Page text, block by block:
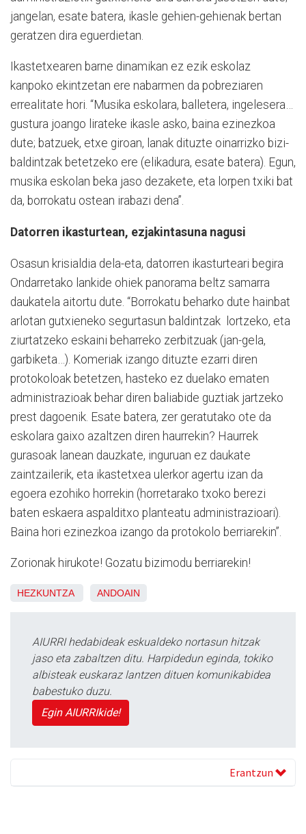
jangelan, esate batera, ikasle gehien-gehienak bertan
geratzen dira eguerdietan.
Ikastetxearen barne dinamikan ez ezik eskolaz
kanpoko ekintzetan ere nabarmen da pobreziaren
errealitate hori. “Musika eskolara, balletera, ingelesera…
gustura joango lirateke ikasle asko, baina ezinezkoa
dute; batzuek, etxe giroan, lanak dituzte oinarrizko bizi-
baldintzak betetzeko ere (elikadura, esate batera). Egun,
musika eskolan beka jaso dezakete, eta lorpen txiki bat
da, borrokatu ostean irabazi dena”.
Datorren ikasturtean, ezjakintasuna nagusi
Osasun krisialdia dela-eta, datorren ikasturteari begira
Ondarretako lankide ohiek panorama beltz samarra
daukatela aitortu dute. “Borrokatu beharko dute hainbat
arlotan gutxieneko segurtasun baldintzak
lortzeko, eta
ziurtatzeko eskaini beharreko zerbitzuak (jan-gela,
garbiketa…). Komeriak izango dituzte ezarri diren
protokoloak betetzen, hasteko ez duelako ematen
administrazioak behar diren baliabide guztiak jartzeko
prest dagoenik. Esate batera, zer geratutako ote da
eskolara gaixo azaltzen diren haurrekin? Haurrek
gurasoak lanean dauzkate, inguruan ez daukate
zaintzailerik, eta ikastetxea ulerkor agertu izan da
egoera ezohiko horrekin (horretarako txoko berezi
baten eskaera aspalditxo planteatu administrazioari).
Baina hori ezinezkoa izango da protokolo berriarekin”.
Zorionak hirukote! Gozatu bizimodu berriarekin!
HEZKUNTZA ANDOAIN
AIURRI hedabideak eskualdeko nortasun hitzak
jaso eta zabaltzen ditu. Harpidedun eginda, tokiko
albisteak euskaraz lantzen dituen komunikabidea
babestuko duzu.
Egin AIURRIkide!
Erantzun